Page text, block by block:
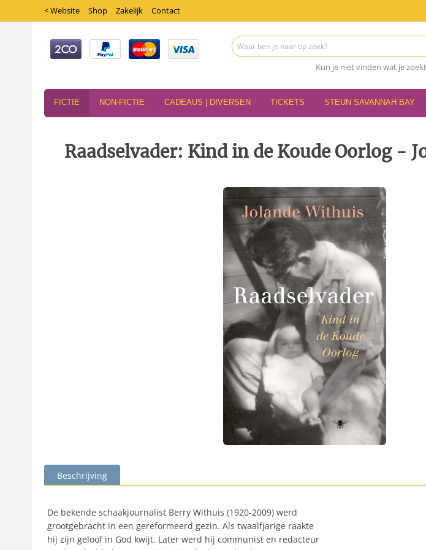
< Website Shop Zakelijk Contact
Kun je niet vinden wat je
FICTIE NON-FICTIE CADEAUS | DIVERSEN TICKETS STEUN SAVANNAH BAY
Raadselvader: Kind in de Koude Oorlog -
Beschrijving
De bekende schaakjournalist Berry Withuis (1920-2009) werd
grootgebracht in een gereformeerd gezin. Als twaalfjarige raakte
hij zijn geloof in God kwijt. Later werd hij communist en redacteur